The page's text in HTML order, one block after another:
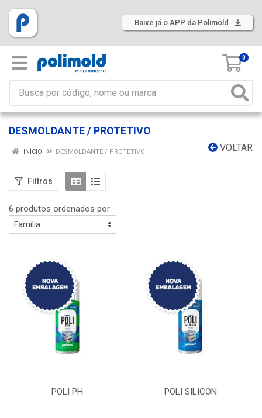
Baixe já o APP da Polimold
0
DESMOLDANTE / PROTETIVO
VOLTAR
INÍCIO DESMOLDANTE / PROTETIVO
Filtros
6 produtos ordenados por:
POLI PH POLI SILICON